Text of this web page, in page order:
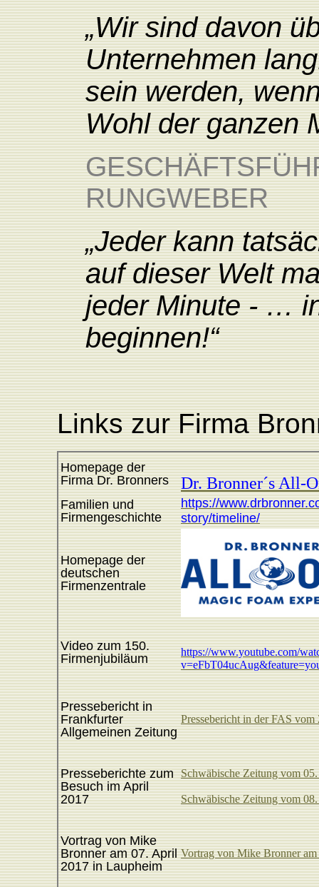
„Wir sind davon
Unternehmen
sein werden,
Wohl der ganzen
RUNGWEBER
„Jeder kann
auf dieser Welt
jeder Minute - …
beginnen!“
Links zur Firma
Homepage der
Firma Dr. Bronners
Dr. Bronner´s All-
Familien und
Firmengeschichte
https://
story/timeline/
Homepage der
deutschen
Firmenzentrale
Video zum 150.
Firmenjubiläum
https://www.youtube.com/
Pressebericht in
Frankfurter
Allgemeinen Zeitung
Pressebericht in der FAS
Presseberichte zum
Besuch im April
2017
Schwäbische Zeitung vom
Schwäbische Zeitung vom
Vortrag von Mike
Bronner am 07. April
2017 in Laupheim
Vortrag von Mike Bronner